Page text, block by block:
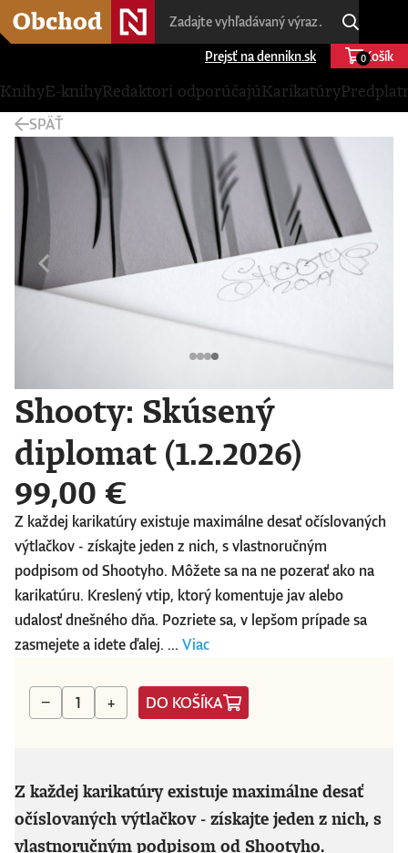
Prejsť na dennikn.sk Košík
0
KnihyE-knihyRedaktori odporúčajúKarikatúry
SPÄŤ
Shooty: Skúsený
diplomat (1.2.2026)
99,00 €
Z každej karikatúry existuje maximálne desať očíslovaných
výtlačkov - získajte jeden z nich, s vlastnoručným
podpisom od Shootyho. Môžete sa na ne pozerať ako na
karikatúru. Kreslený vtip, ktorý komentuje jav alebo
udalosť dnešného dňa. Pozriete sa, v lepšom prípade sa
zasmejete a idete ďalej. ... Viac
− + DO KOŠÍKA
Z každej karikatúry existuje maximálne desať
očíslovaných výtlačkov - získajte jeden z nich, s
vlastnoručným podpisom od Shootyho.